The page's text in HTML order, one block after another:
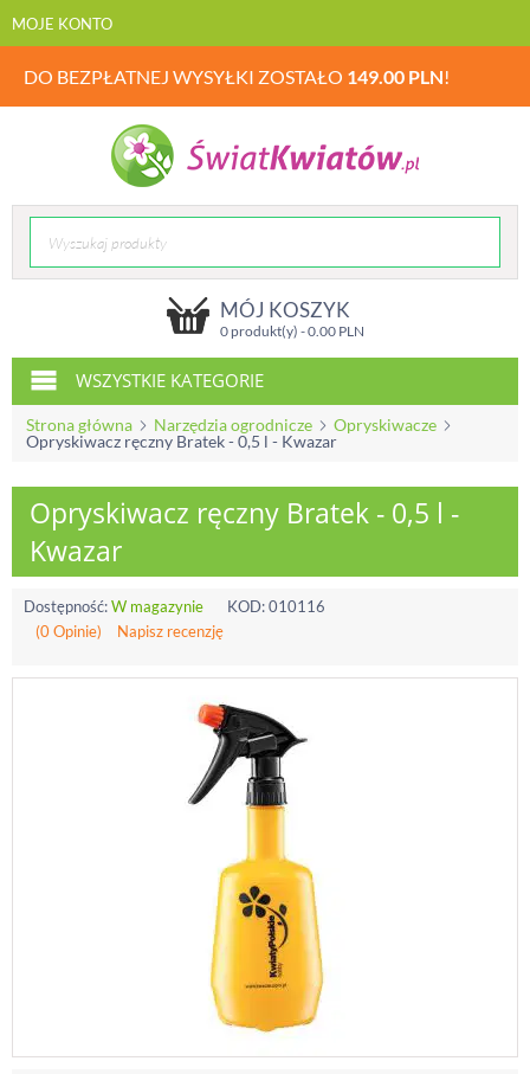
MOJE KONTO
DO BEZPŁATNEJ WYSYŁKI ZOSTAŁO 149.00 PLN!
MÓJ KOSZYK
0 produkt(y) -0.00PLN
WSZYSTKIE KATEGORIE
Strona główna Narzędzia ogrodnicze
Opryskiwacze
Opryskiwacz ręczny Bratek - 0,5 l - Kwazar
Opryskiwacz ręczny Bratek - 0,5 l -
Kwazar
Dostępność:W magazynie KOD:010116
(0 Opinie)
Napisz recenzję